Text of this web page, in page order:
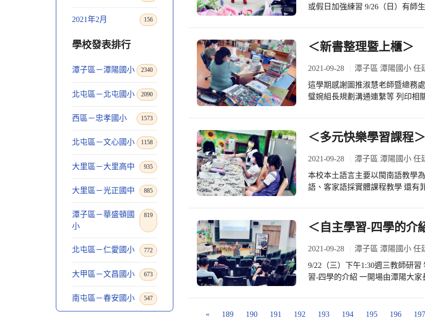
2021年2月 156
學校發表排行
潭子區－潭陽國小 2340
北屯區－北屯國小 2090
西區－忠孝國小 1573
北屯區－文心國小 1158
大里區－大里高中 935
大里區－光正國中 885
潭子區－華盛頓國
小
819
北屯區－仁愛國小 772
大甲區－文昌國小 673
南屯區－春安國小 547
或假日加強練習 9/26（日）有師
明天師生參賽榮獲佳績 加油！加
＜新書整理暨上櫃＞
2021-09-28 潭子區 潭陽國小 任
這學期感謝圖推淑慧老師暨總務
璧婉組長規劃溝通連繫等 列印相
＜多元快樂學習課程＞
2021-09-28 潭子區 潭陽國小 任
本校本土語言主要以閩南語教學
語、客家語採實體課程教學 還有
＜自主學習-四學的介
2021-09-28 潭子區 潭陽國小 任
9/22（三）下午1:30週三教師研
習-四學的介紹 一開場由潭陽大
♡自主學習指導原則 1.先學後教:
情況，調整導學設計 3.教少學多:
« 189 190 191 192 193 194 195 196 197